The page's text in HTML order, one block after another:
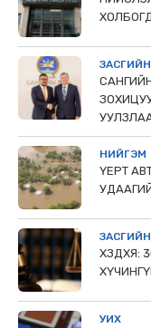
НИЙГЭМ
ҮЕРТ
ХЗДХЯ:
УИХ